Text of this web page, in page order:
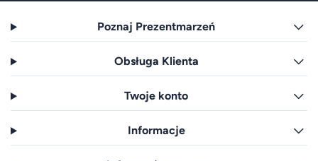
Poznaj Prezentmarzeń
Obsługa Klienta
Twoje konto
Informacje